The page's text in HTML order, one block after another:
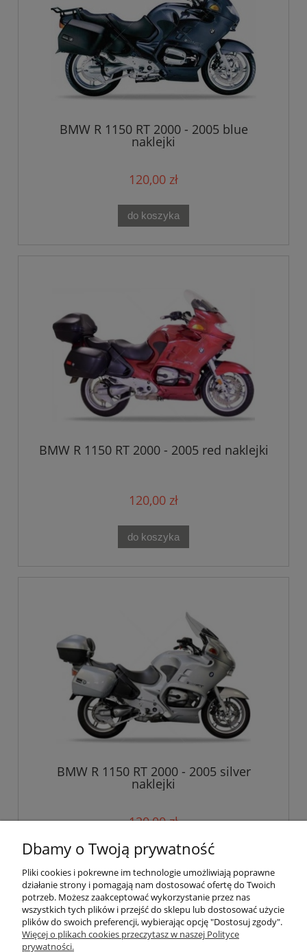
BMW R 1150 RT 2000 - 2005 blue
naklejki
120,00 zł
do koszyka
BMW R 1150 RT 2000 - 2005 red naklejki
120,00 zł
do koszyka
BMW R 1150 RT 2000 - 2005 silver
naklejki
120,00 zł
do koszyka
Pomoc
Dbamy o Twoją prywatność
Pliki cookies i pokrewne im technologie umożliwiają poprawne
działanie strony i pomagają nam dostosować ofertę do Twoich
potrzeb. Możesz zaakceptować wykorzystanie przez nas
wszystkich tych plików i przejść do sklepu lub dostosować użycie
plików do swoich preferencji, wybierając opcję "Dostosuj zgody".
Więcej o plikach cookies przeczytasz w naszej Polityce
prywatności.